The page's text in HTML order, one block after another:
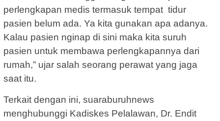
perlengkapan medis termasuk tempat tidur
pasien belum ada. Ya kita gunakan apa adanya.
Kalau pasien nginap di sini maka kita suruh
pasien untuk membawa perlengkapannya dari
rumah,” ujar salah seorang perawat yang jaga
saat itu.
Terkait dengan ini, suaraburuhnews
menghubunggi Kadiskes Pelalawan, Dr. Endit